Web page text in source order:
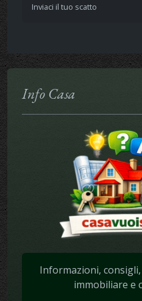
Inviaci il tuo scatto
Info Casa
Informazioni,
immobiliare e